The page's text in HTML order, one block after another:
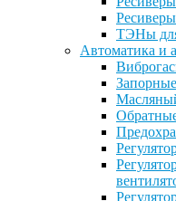
ТЭНы для
Автоматика и